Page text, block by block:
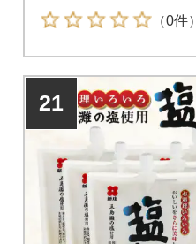
（0件）
21